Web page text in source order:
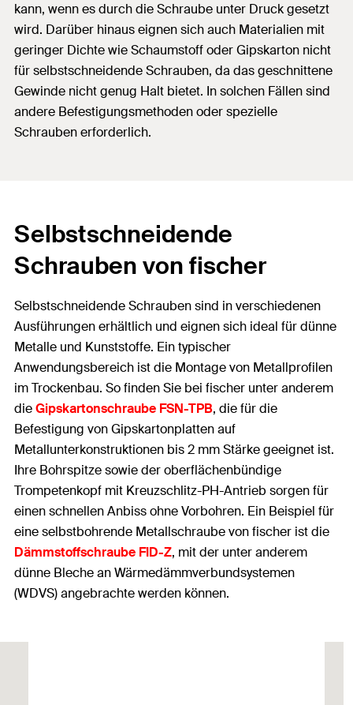
kann, wenn es durch die Schraube unter Druck gesetzt
wird. Darüber hinaus eignen sich auch Materialien mit
geringer Dichte wie Schaumstoff oder Gipskarton nicht
für selbstschneidende Schrauben, da das geschnittene
Gewinde nicht genug Halt bietet. In solchen Fällen sind
andere Befestigungsmethoden oder spezielle
Schrauben erforderlich.
Selbstschneidende
Schrauben von fischer
Selbstschneidende Schrauben sind in verschiedenen
Ausführungen erhältlich und eignen sich ideal für dünne
Metalle und Kunststoffe. Ein typischer
Anwendungsbereich ist die Montage von Metallprofilen
im Trockenbau. So finden Sie bei fischer unter anderem
dieGipskartonschraube FSN-TPB, die für die
Befestigung von Gipskartonplatten auf
Metallunterkonstruktionen bis 2 mm Stärke geeignet ist.
Ihre Bohrspitze sowie der oberflächenbündige
Trompetenkopf mit Kreuzschlitz-PH-Antrieb sorgen für
einen schnellen Anbiss ohne Vorbohren. Ein Beispiel für
eine selbstbohrende Metallschraube von fischer ist die
Dämmstoffschraube FID-Z, mit der unter anderem
dünne Bleche an Wärmedämmverbundsystemen
(WDVS) angebrachte werden können.